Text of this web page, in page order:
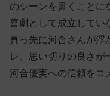
のシーンを書くことに
喜劇として成立してい
真っ先に河合さんが浮
レ、思い切りの良さが
河合優実への信頼をコ